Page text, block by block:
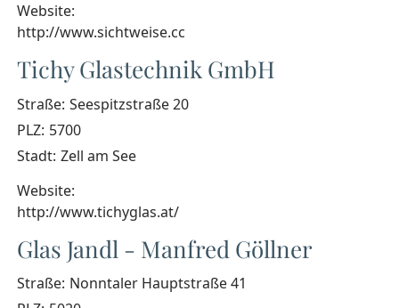
Website:
http://www.sichtweise.cc
Tichy Glastechnik GmbH
Straße: Seespitzstraße 20
PLZ: 5700
Stadt: Zell am See
Website:
http://www.tichyglas.at/
Glas Jandl - Manfred Göllner
Straße: Nonntaler Hauptstraße 41